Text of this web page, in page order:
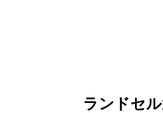
ランドセ